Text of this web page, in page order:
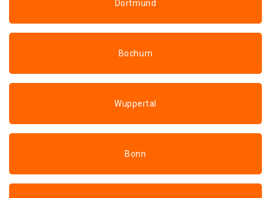
Dortmund
Bochum
Wuppertal
Bonn